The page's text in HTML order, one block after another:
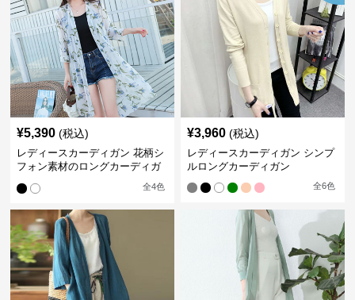
¥5,390 (税込)
レディースカーディガン 花柄シ
フォン素材のロングカーディガ
全4色
¥3,960 (税込)
レディースカーディガン シンプ
ルロングカーディガン
全6色